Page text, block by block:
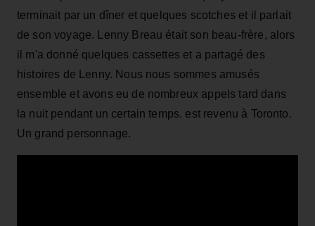
terminait par un dîner et quelques scotches et il parlait
de son voyage. Lenny Breau était son beau-frère, alors
il m'a donné quelques cassettes et a partagé des
histoires de Lenny. Nous nous sommes amusés
ensemble et avons eu de nombreux appels tard dans
la nuit pendant un certain temps. est revenu à Toronto.
Un grand personnage.